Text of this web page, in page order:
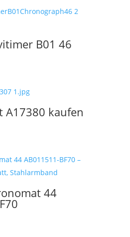
B01 46
A17380 kaufen
44